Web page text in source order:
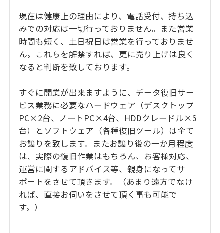
現在は健康上の理由により、電話受付、持ち込
みでの対応は一切行っておりません。また営業
時間も短く、土日祝日は営業を行っておりませ
ん。これらを解禁すれば、更に売り上げは良く
なると判断を致しております。
すぐに開業が出来ますように、データ復旧サー
ビス業務に必要なハードウェア（デスクトップ
PC×2台、ノートPC×4台、HDDクレードル×6
台）とソフトウェア（各種復旧ツール）は全て
お譲りを致します。またお譲り後の一か月程度
は、実際の復旧作業はもちろん、お客様対応、
運営に関するアドバイス等、親身になってサ
ポートをさせて頂きます。（あまり遠方でなけ
れば、直接お伺いをさせて頂く事も可能で
す。）